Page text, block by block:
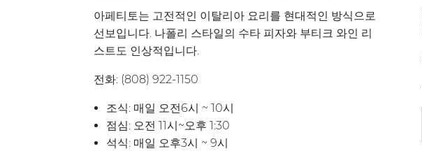
아페티토는 고전적인 이탈리아 요리를 현대적인 방식으로
선보입니다. 나폴리 스타일의 수타 피자와 부티크 와인 리
스트도 인상적입니다.
전화: (808) 922-1150
조식: 매일 오전6시 ~ 10시
점심: 오전 11시~오후 1:30
석식: 매일 오후3시 ~ 9시